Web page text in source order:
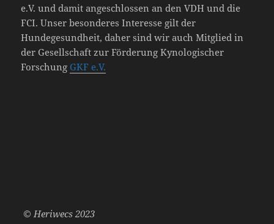
e.V. und damit angeschlossen an den VDH und die
FCI. Unser besonderes Interesse gilt der
Hundegesundheit, daher sind wir auch Mitglied in
der Gesellschaft zur Förderung Kynologischer
Forschung GKF e.V.
© Heriwecs 2023